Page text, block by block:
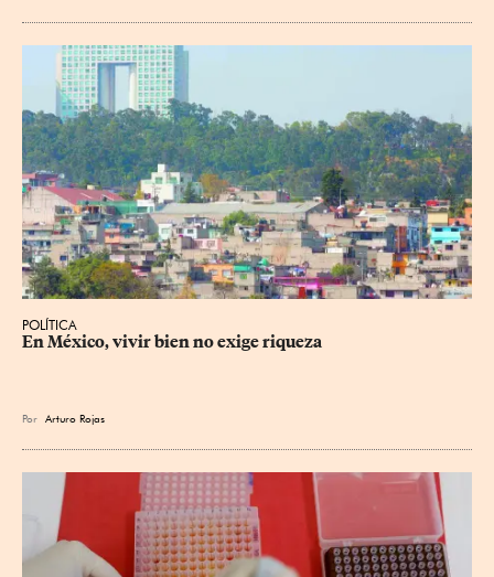
POLÍTICA
En México, vivir bien no exige riqueza
Por Arturo Rojas